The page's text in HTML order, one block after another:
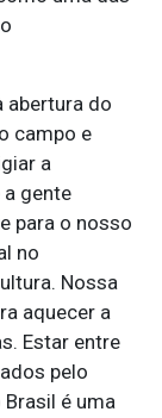
abertura do
campo e
a
a gente
para o nosso
no
Nossa
aquecer a
Estar entre
pelo
é uma